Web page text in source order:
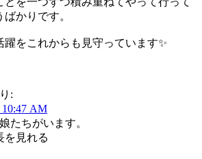
かりです。
躍をこれからも見守っています✨
:
10:47 AM
たちがいます。
を見れる